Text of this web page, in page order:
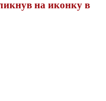
на иконку в